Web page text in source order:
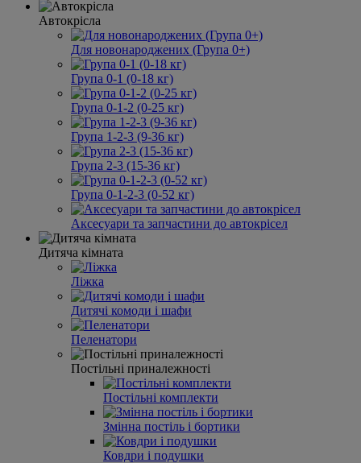
Автокрісла
Для новонароджених (Група 0+)
Група 0-1 (0-18 кг)
Група 0-1-2 (0-25 кг)
Група 1-2-3 (9-36 кг)
Група 2-3 (15-36 кг)
Група 0-1-2-3 (0-52 кг)
Аксесуари та запчастини до автокрісел
Дитяча кімната
Ліжка
Дитячі комоди і шафи
Пеленатори
Постільні приналежності
Постільні комплекти
Змінна постіль і бортики
Ковдри і подушки